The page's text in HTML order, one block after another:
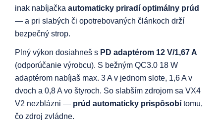
inak nabíjačka automaticky priradí optimálny prúd
— a pri slabých či opotrebovaných článkoch drží
bezpečný strop.
Plný výkon dosiahneš s PD adaptérom 12 V/1,67 A
(odporúčanie výrobcu). S bežným QC3.0 18 W
adaptérom nabíjaš max. 3 A v jednom slote, 1,6 A v
dvoch a 0,8 A vo štyroch. So slabším zdrojom sa VX4
V2 nezblázni — prúd automaticky prispôsobí tomu,
čo zdroj zvládne.